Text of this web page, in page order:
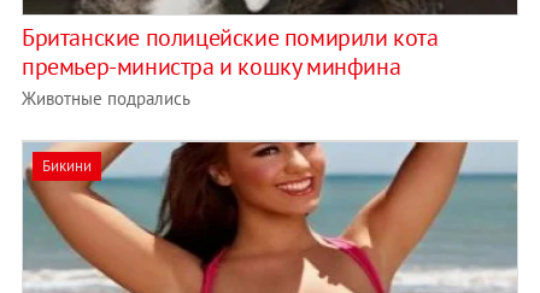
Британские полицейские помирили кота
премьер-министра и кошку минфина
Животные подрались
Бикини